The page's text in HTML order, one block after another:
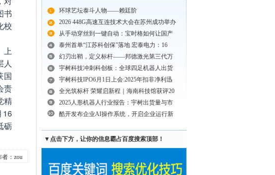
书
校
上
人
国
责
精
16
砺
者：zou
环球艺坛泰斗人物——赖廷阶
2026 448G高速互连技术大会在苏州成功举办
从手动穿丝到一键自动：宝时格如何让国产
泰州首单“江苏科创保”落地 宏泰电力：16
幻刃出鞘，定义标杆——邦德激光第三代万
宇树科技冲刺科创板：全球四足机器人出货
宇树科技IPO6月1日上会:2025年扣非净利迅
全光筑标杆 荣耀启新程｜海南科技馆获评20
2025人形机器人行业报告：宇树出货量与市
酷开发布企业AI操作系统，开启企业运行新
▼点击下方，让你的信息霸占百度搜索顶部！